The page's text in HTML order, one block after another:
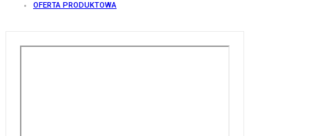
OFERTA PRODUKTOWA